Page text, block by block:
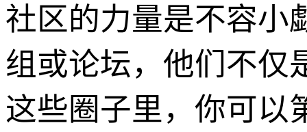
社区的力量是不容小
组或论坛，他们不仅
这些圈子里，你可以